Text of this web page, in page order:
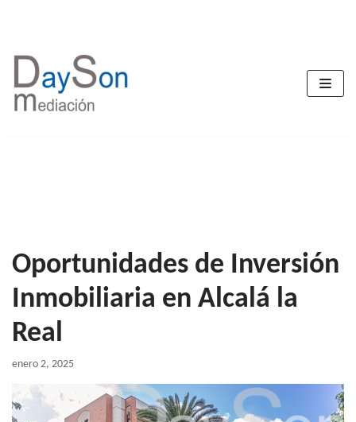
al
contenido
Oportunidades de Inversión
Inmobiliaria en Alcalá la
Real
enero 2, 2025